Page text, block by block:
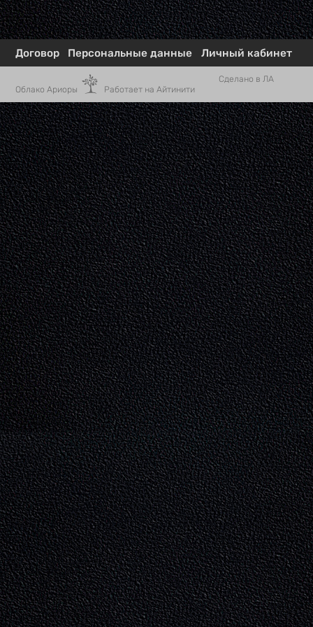
Договор Персональные данные Личный кабинет
Облако Ариоры Работает на Айтинити
Сделано в ЛА